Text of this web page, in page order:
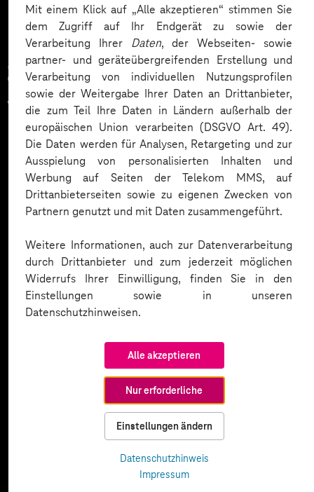
Mit einem Klick auf „Alle akzeptieren“ stimmen Sie
dem Zugriff auf Ihr Endgerät zu sowie der
Verarbeitung Ihrer Daten, der Webseiten- sowie
partner- und geräteübergreifenden Erstellung und
Verarbeitung von individuellen Nutzungsprofilen
sowie der Weitergabe Ihrer Daten an Drittanbieter,
die zum Teil Ihre Daten in Ländern außerhalb der
europäischen Union verarbeiten (DSGVO Art. 49).
Die Daten werden für Analysen, Retargeting und zur
Ausspielung von personalisierten Inhalten und
Werbung auf Seiten der Telekom MMS, auf
Drittanbieterseiten sowie zu eigenen Zwecken von
Partnern genutzt und mit Daten zusammengeführt.
Weitere Informationen, auch zur Datenverarbeitung
durch Drittanbieter und zum jederzeit möglichen
Widerrufs Ihrer Einwilligung, finden Sie in den
Einstellungen sowie in unseren
Datenschutzhinweisen.
Alle akzeptieren
Nur erforderliche
Einstellungen ändern
Datenschutzhinweis
Impressum
Zahlreiche Unternehmen
vertrauen auf unsere
Expertise. Hier eine Auswahl: